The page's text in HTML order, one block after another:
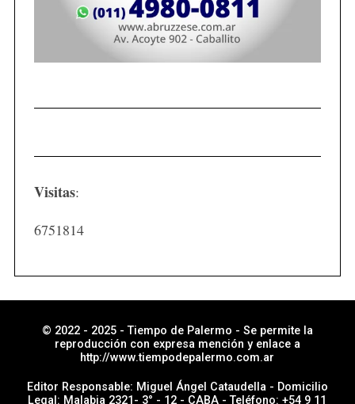
Visitas:
6751814
© 2022 - 2025 - Tiempo de Palermo - Se permite la
reproducción con expresa mención y enlace a
http://www.tiempodepalermo.com.ar
Editor Responsable: Miguel Ángel Cataudella - Domicilio
Legal: Malabia 2321- 3° - 12 - CABA - Teléfono: +54 9 11